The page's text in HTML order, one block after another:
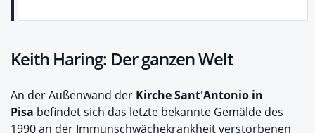
Keith Haring: Der ganzen Welt
An der Außenwand der Kirche Sant'Antonio in
Pisa befindet sich das letzte bekannte Gemälde des
1990 an der Immunschwächekrankheit verstorbenen